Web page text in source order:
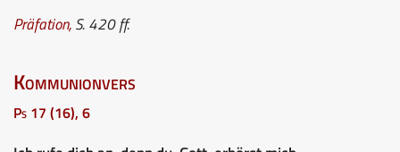
Präfation,S. 420 ff.
Kommunionvers
Ps 17 (16), 6